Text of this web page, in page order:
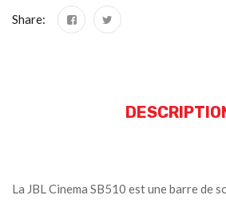
Share:
La JBL Cinema SB510 est une barre de